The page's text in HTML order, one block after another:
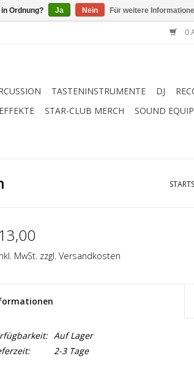
0
TASTENINSTRUMENTE DJ
STAR-CLUB MERCH SOUND
MwSt. zzgl. Versandkosten
Auf Lager
2-3 Tage
Ordnung? Ja Nein Für weitere